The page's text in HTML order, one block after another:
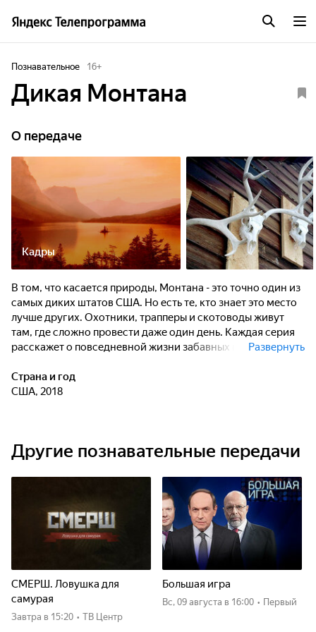
Познавательное 16+
Дикая Монтана
О передаче
Кадры
В том, что касается природы, Монтана - это точно один из
самых диких штатов США. Но есть те, кто знает это место
лучше других. Охотники, трапперы и скотоводы живут
там, где сложно провести даже один день. Каждая серия
расскажет о повседневной жизни забавных и необычных
и живут в своего рода симбиозе с окружающей средой.
Рик - охотник, который 20 лет проработал проводником и
ставит капканы.
Развернуть
Страна и год
США, 2018
Другие познавательные передачи
СМЕРШ. Ловушка для
самурая
Завтра в 15:20 • ТВ Центр
Большая игра
вс, 09 августа в 16:00 • Первый